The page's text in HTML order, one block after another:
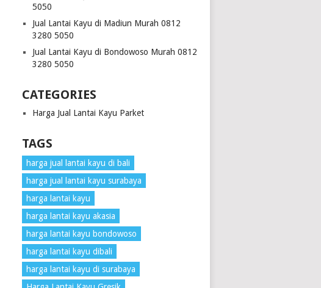
5050
Jual Lantai Kayu di Madiun Murah 0812
3280 5050
Jual Lantai Kayu di Bondowoso Murah 0812
3280 5050
CATEGORIES
Harga Jual Lantai Kayu Parket
TAGS
harga jual lantai kayu di bali
harga jual lantai kayu surabaya
harga lantai kayu
harga lantai kayu akasia
harga lantai kayu bondowoso
harga lantai kayu dibali
harga lantai kayu di surabaya